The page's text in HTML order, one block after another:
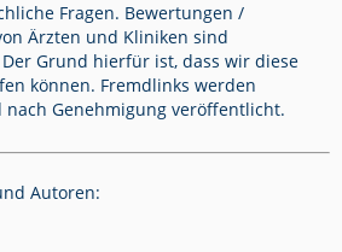
Fragen. Bewertungen /
Ärzten und Kliniken sind
Grund hierfür ist, dass wir diese
können. Fremdlinks werden
Genehmigung veröffentlicht.
Autoren: